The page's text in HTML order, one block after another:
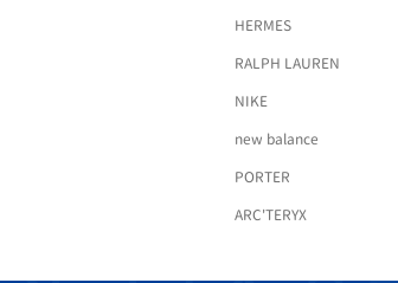
HERMES
RALPH LAUREN
NIKE
new balance
PORTER
ARC'TERYX